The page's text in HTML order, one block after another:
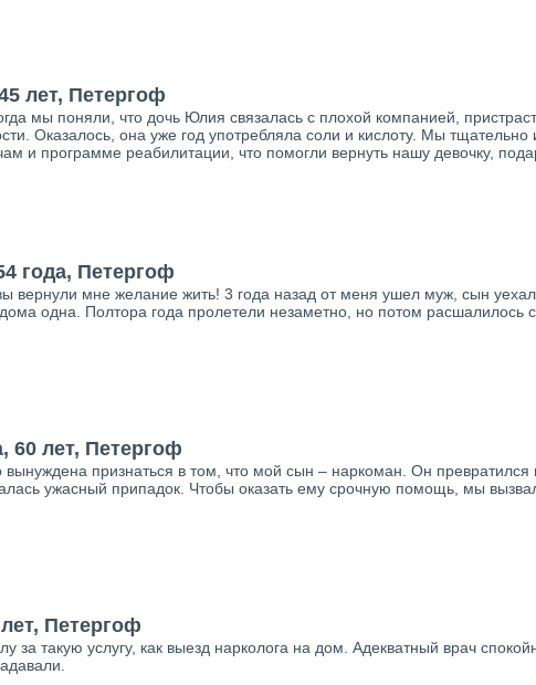
лет, Петергоф
мы поняли, что дочь Юлия связалась с плохой компанией,
Оказалось, она уже год употребляла соли и кислоту. Мы
и программе реабилитации, что помогли вернуть нашу девочку,
года, Петергоф
вернули мне желание жить! 3 года назад от меня ушел муж, сын
одна. Полтора года пролетели незаметно, но потом расшалилось
60 лет, Петергоф
признаться в том, что мой сын – наркоман. Он превратился
ужасный припадок. Чтобы оказать ему срочную помощь, мы
Петергоф
за такую услугу, как выезд нарколога на дом. Адекватный врач